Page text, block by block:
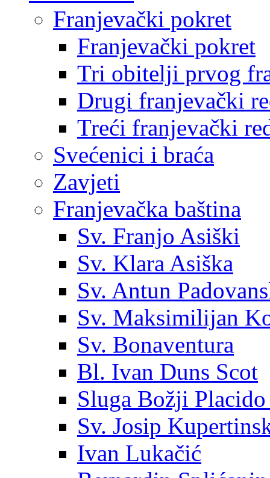
Franjevački pokret
Franjevački pokret
Tri obitelji prvog
Drugi franjevački
Treći franjevački
Svećenici i braća
Zavjeti
Franjevačka baština
Sv. Franjo Asiški
Sv. Klara Asiška
Sv. Antun
Sv. Maksimilijan
Sv. Bonaventura
Bl. Ivan Duns Scot
Sluga Božji Placido
Sv. Josip
Ivan Lukačić